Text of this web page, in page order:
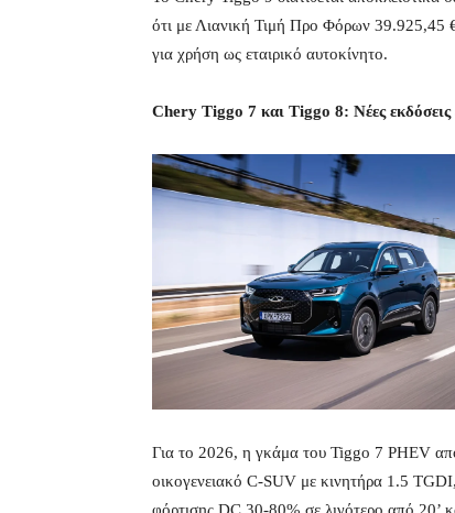
ότι με Λιανική Τιμή Προ Φόρων 39.925,45
για χρήση ως εταιρικό αυτοκίνητο.
Chery Tiggo 7 και Tiggo 8: Νέες
Για το 2026, η γκάμα του Tiggo 7 PHEV
οικογενειακό C-SUV με κινητήρα 1.5
φόρτισης DC 30-80% σε λιγότερο από 20’